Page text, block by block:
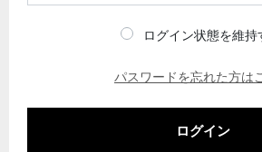
ログイン状態を維持
パスワードを忘れた方は
ログイン